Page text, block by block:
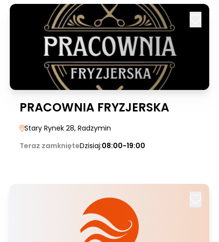
PRACOWNIA FRYZJERSKA
Stary Rynek 28, Radzymin
Teraz zamknięteDzisiaj:08:00-19:00